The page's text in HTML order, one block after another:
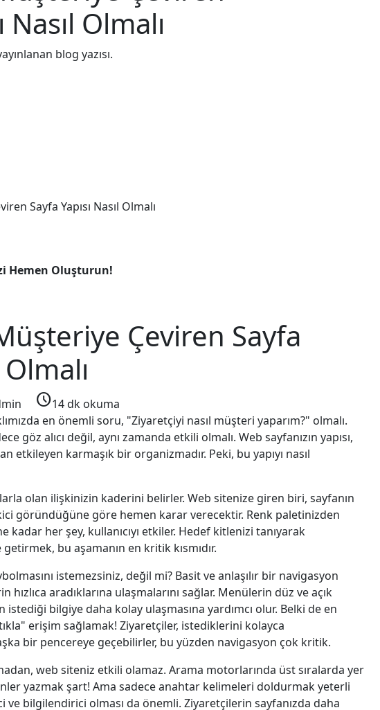
Nasıl Olmalı
blog yazısı.
Sayfa Yapısı Nasıl Olmalı
Hemen Oluşturun!
Çeviren Sayfa
Olmalı
schedule14 dk okuma
en önemli soru, "Ziyaretçiyi nasıl müşteri yaparım?" olmalı.
göz alıcı değil, aynı zamanda etkili olmalı. Web sayfanızın yapısı,
etkileyen karmaşık bir organizmadır. Peki, bu yapıyı nasıl
olan ilişkinizin kaderini belirler. Web sitenize giren biri, sayfanın
göründüğüne göre hemen karar verecektir. Renk paletinizden
kadar her şey, kullanıcıyı etkiler. Hedef kitlenizi tanıyarak
getirmek, bu aşamanın en kritik kısmıdır.
istemezsiniz, değil mi? Basit ve anlaşılır bir navigasyon
hızlıca aradıklarına ulaşmalarını sağlar. Menülerin düz ve açık
istediği bilgiye daha kolay ulaşmasına yardımcı olur. Belki de en
erişim sağlamak! Ziyaretçiler, istediklerini kolayca
bir pencereye geçebilirler, bu yüzden navigasyon çok kritik.
web siteniz etkili olamaz. Arama motorlarında üst sıralarda yer
yazmak şart! Ama sadece anahtar kelimeleri doldurmak yeterli
bilgilendirici olması da önemli. Ziyaretçilerin sayfanızda daha